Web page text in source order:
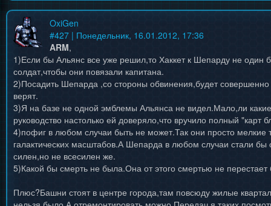
OxiGen
#427 | Понедельник, 16.01.2012, 17:36
ARM,
1)Если бы Альянс все уже решил,то Хаккет к Шепарду не один
солдат,чтобы они повязали капитана.
2)Посадить Шепарда ,со стороны обвинения,будет
верят.
3)Я на базе не одной эмблемы Альянса не видел.Мало,ли
руководство настолько ей доверяло,что вручило полный "карт
4)пофиг в любом случаи быть не может.Так они просто мелкие
галактических масштабов.А Шепарда в любом случаи стали бы
силен,но не всесилен же.
5)Какой бы смерть не была.Она от этого смертью не перестает
Плюс?Башни стоят в центре города,там повсюду жилые